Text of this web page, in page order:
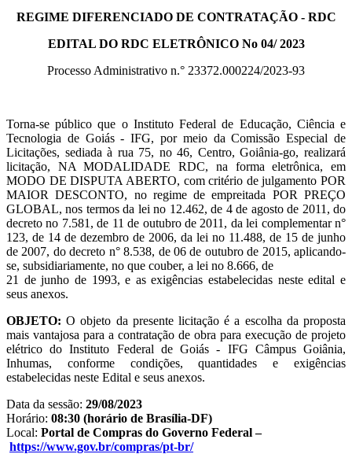
REGIME DIFERENCIADO DE CONTRATAÇÃO - RDC
EDITAL DO RDC ELETRÔNICO No 04/ 2023
Processo Administrativo n.° 23372.000224/2023-93
Torna-se público que o Instituto Federal de Educação, Ciência e
Tecnologia de Goiás - IFG, por meio da Comissão Especial de
Licitações, sediada à rua 75, no 46, Centro, Goiânia-go, realizará
licitação, NA MODALIDADE RDC, na forma eletrônica, em
MODO DE DISPUTA ABERTO, com critério de julgamento POR
MAIOR DESCONTO, no regime de empreitada POR PREÇO
GLOBAL, nos termos da lei no 12.462, de 4 de agosto de 2011, do
decreto no 7.581, de 11 de outubro de 2011, da lei complementar n°
123, de 14 de dezembro de 2006, da lei no 11.488, de 15 de junho
de 2007, do decreto n° 8.538, de 06 de outubro de 2015, aplicando-
se, subsidiariamente, no que couber, a lei no 8.666, de
21 de junho de 1993, e as exigências estabelecidas neste edital e
seus anexos.
OBJETO:O objeto da presente licitação é a escolha da proposta
mais vantajosa para a contratação de obra para execução de projeto
elétrico do Instituto Federal de Goiás - IFG Câmpus Goiânia,
Inhumas, conforme condições, quantidades e exigências
estabelecidas neste Edital e seus anexos.
Data da sessão: 29/08/2023
Horário: 08:30 (horário de Brasília-DF)
Local: Portal de Compras do Governo Federal –
https://www.gov.br/compras/pt-br/